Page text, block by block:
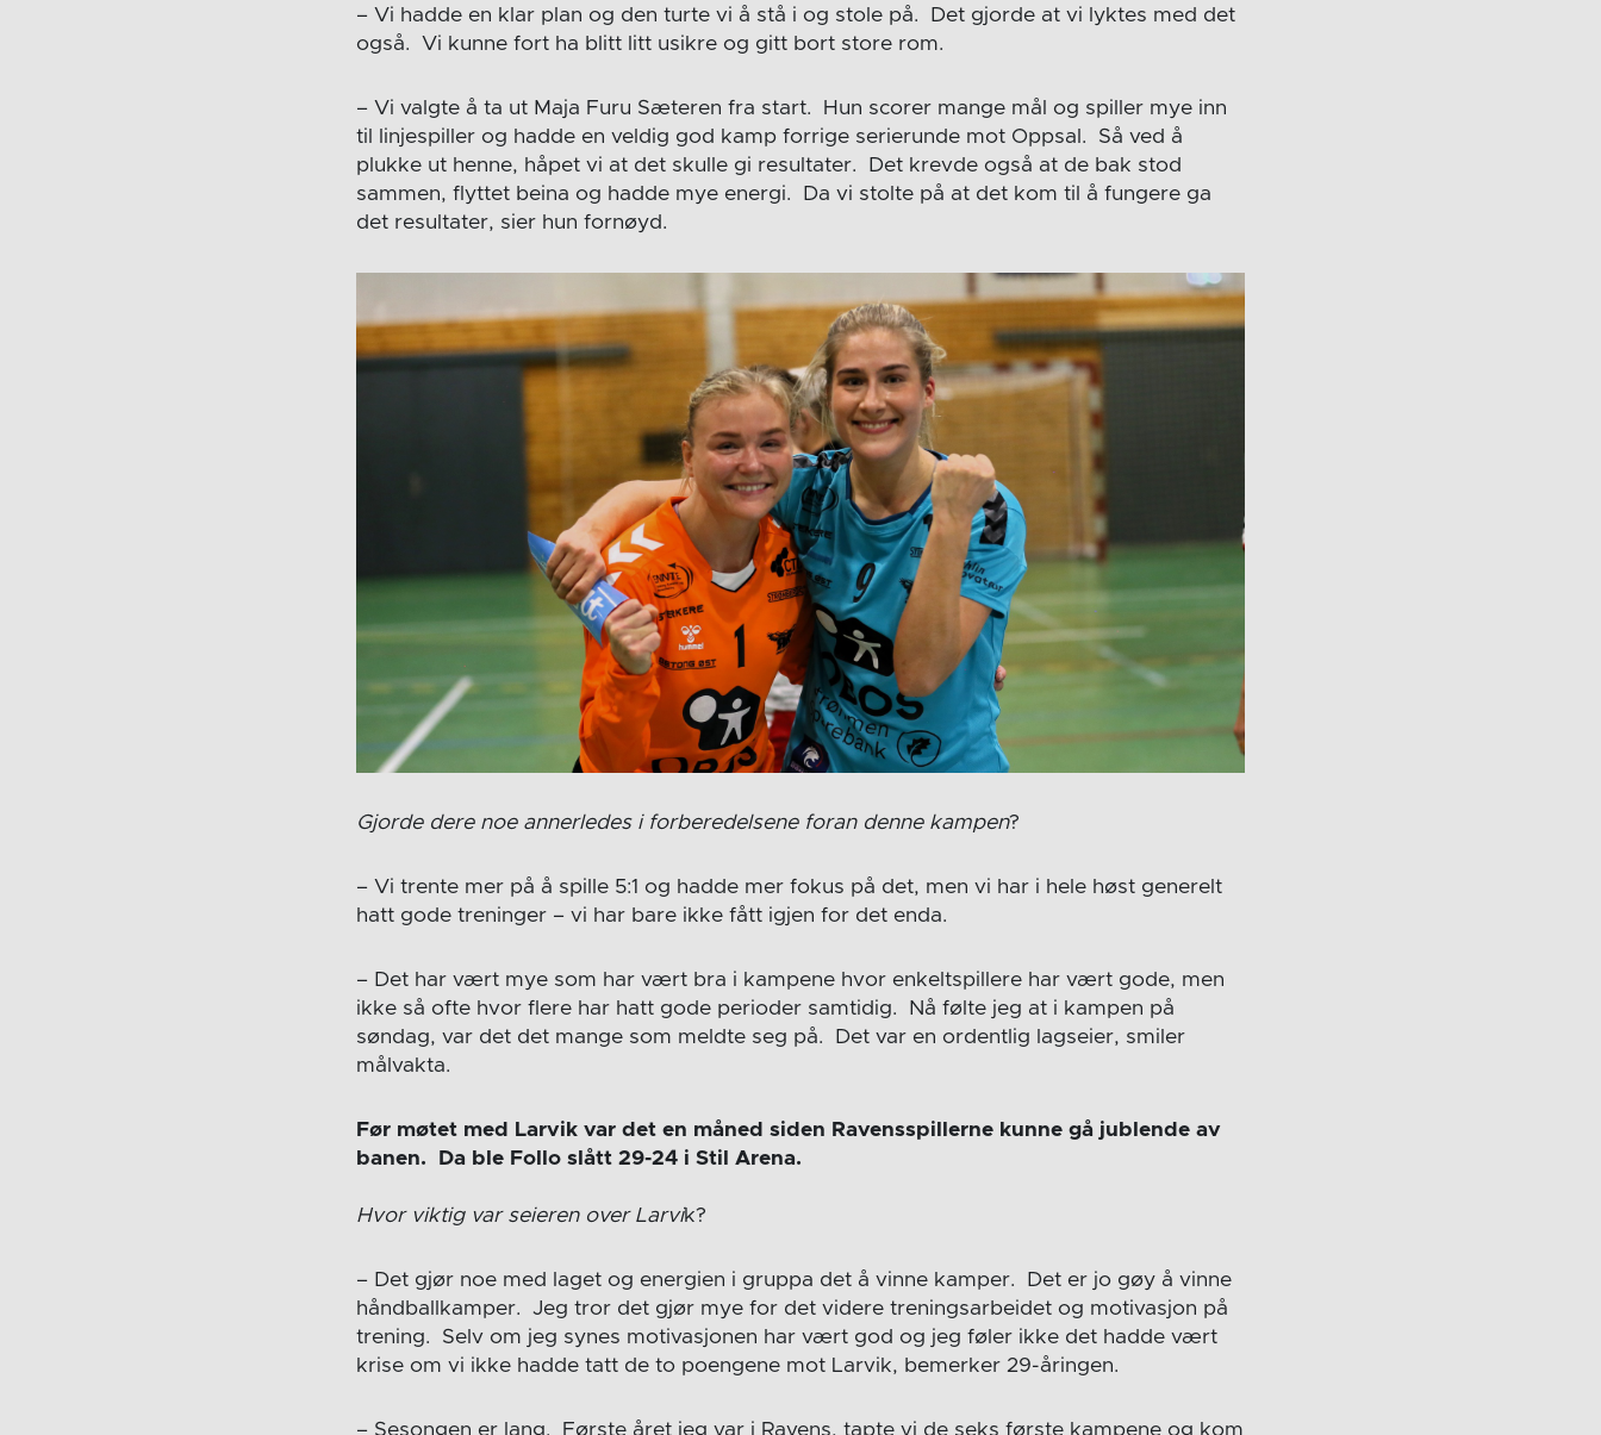
– Vi hadde en klar plan og den turte vi å stå i og stole på. Det gjorde at vi lyktes med det
også. Vi kunne fort ha blitt litt usikre og gitt bort store rom.
– Vi valgte å ta ut Maja Furu Sæteren fra start. Hun scorer mange mål og spiller mye inn
til linjespiller og hadde en veldig god kamp forrige serierunde mot Oppsal. Så ved å
plukke ut henne, håpet vi at det skulle gi resultater. Det krevde også at de bak stod
sammen, flyttet beina og hadde mye energi. Da vi stolte på at det kom til å fungere ga
det resultater, sier hun fornøyd.
Gjorde dere noe annerledes i forberedelsene foran denne kampen?
– Vi trente mer på å spille 5:1 og hadde mer fokus på det, men vi har i hele høst generelt
hatt gode treninger – vi har bare ikke fått igjen for det enda.
– Det har vært mye som har vært bra i kampene hvor enkeltspillere har vært gode, men
ikke så ofte hvor flere har hatt gode perioder samtidig. Nå følte jeg at i kampen på
søndag, var det det mange som meldte seg på. Det var en ordentlig lagseier, smiler
målvakta.
Før møtet med Larvik var det en måned siden Ravensspillerne kunne gå jublende av
banen. Da ble Follo slått 29-24 i Stil Arena.
Hvor viktig var seieren over Larvik?
– Det gjør noe med laget og energien i gruppa det å vinne kamper. Det er jo gøy å vinne
håndballkamper. Jeg tror det gjør mye for det videre treningsarbeidet og motivasjon på
trening. Selv om jeg synes motivasjonen har vært god og jeg føler ikke det hadde vært
krise om vi ikke hadde tatt de to poengene mot Larvik, bemerker 29-åringen.
– Sesongen er lang. Første året jeg var i Ravens, tapte vi de seks første kampene og kom